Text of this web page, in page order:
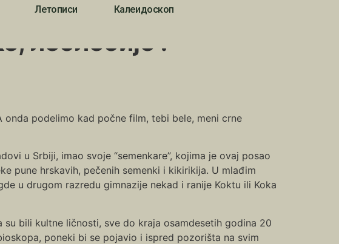
Летописи
Калеидоскоп
леблебије !
onda podelimo kad počne film, tebi bele, meni crne
u Srbiji, imao svoje “semenkare”, kojima je ovaj posao
pune hrskavih, pečenih semenki i kikirikija. U mlađim
u drugom razredu gimnazije nekad i ranije Koktu ili Koka
bili kultne ličnosti, sve do kraja osamdesetih godina 20
poneki bi se pojavio i ispred pozorišta na svim